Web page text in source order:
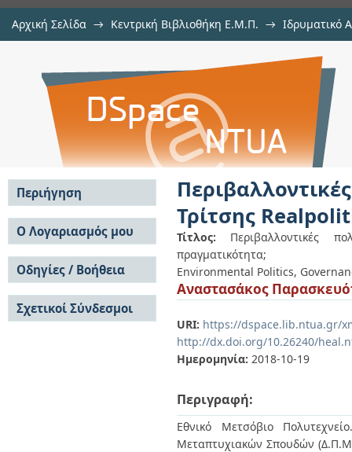
Αρχική Σελίδα → Κεντρική Βιβλιοθήκη Ε.Μ.Π. → Ιδρυματικό
Περιβαλλοντικές πολιτικές,
ελληνική πραγματικότητα
Τρίτσης
Τίτλος:
Περιβαλλοντικές
πραγματικότητα;
Environmental Politics,
Αναστασάκος
URI: https://dspace.lib.ntua.gr/
http://dx.doi.org/10.26240/
Ημερομηνία: 2018-10-19
Περιγραφή:
Εθνικό Μετσόβιο
Μεταπτυχιακών Σπουδών
Περιήγηση
Σε όλο το DSpace
Κοινότητες & Συλλογές
Ανά Ημερομηνία
Έκδοσης
Συγγραφείς
Τίτλοι
Θέματα
Ο Λογαριασμός μου
Σύνδεση
Εγγραφή
Οδηγίες / Βοήθεια
Οδηγίες Υποβολής
Οδηγίες Χρήσης ΙΑ
Συχνές Ερωτήσεις
Σχετικοί Σύνδεσμοι